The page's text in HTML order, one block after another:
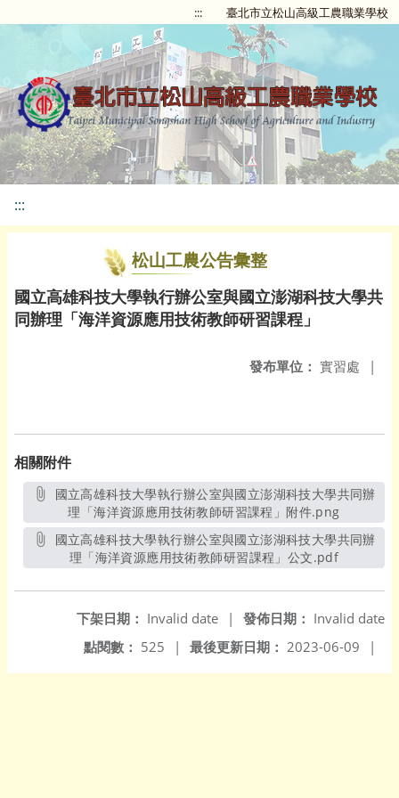
::: 臺北市立松山高級工農職業學校
:::
松山工農公告彙整
國立高雄科技大學執行辦公室與國立澎湖科技大學共
同辦理「海洋資源應用技術教師研習課程」
發布單位： 實習處 |
相關附件
理「海洋資源應用技術教師研習課程」附件.png
理「海洋資源應用技術教師研習課程」公文.pdf另開新視
發佈日期： Invalid date
下架日期： Invalid date
|
最後更新日期： 2023-06-09 |
點閱數： 525 |